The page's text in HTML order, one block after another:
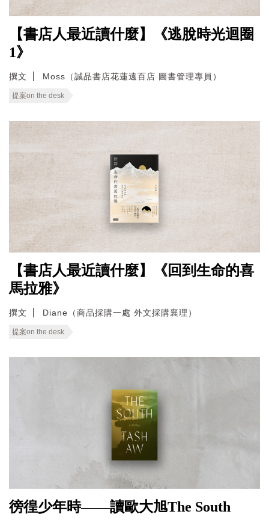
【書店人最近讀什麼】《逃脫時光迴圈
1》
撰文 Moss（誠品書店花蓮遠百店 圖書管理專員）
提案on the desk
【書店人最近讀什麼】《回到生命的喜
馬拉雅》
撰文 Diane（商品採購一處 外文採購襄理）
提案on the desk
徬徨少年時——讀歐大旭The South